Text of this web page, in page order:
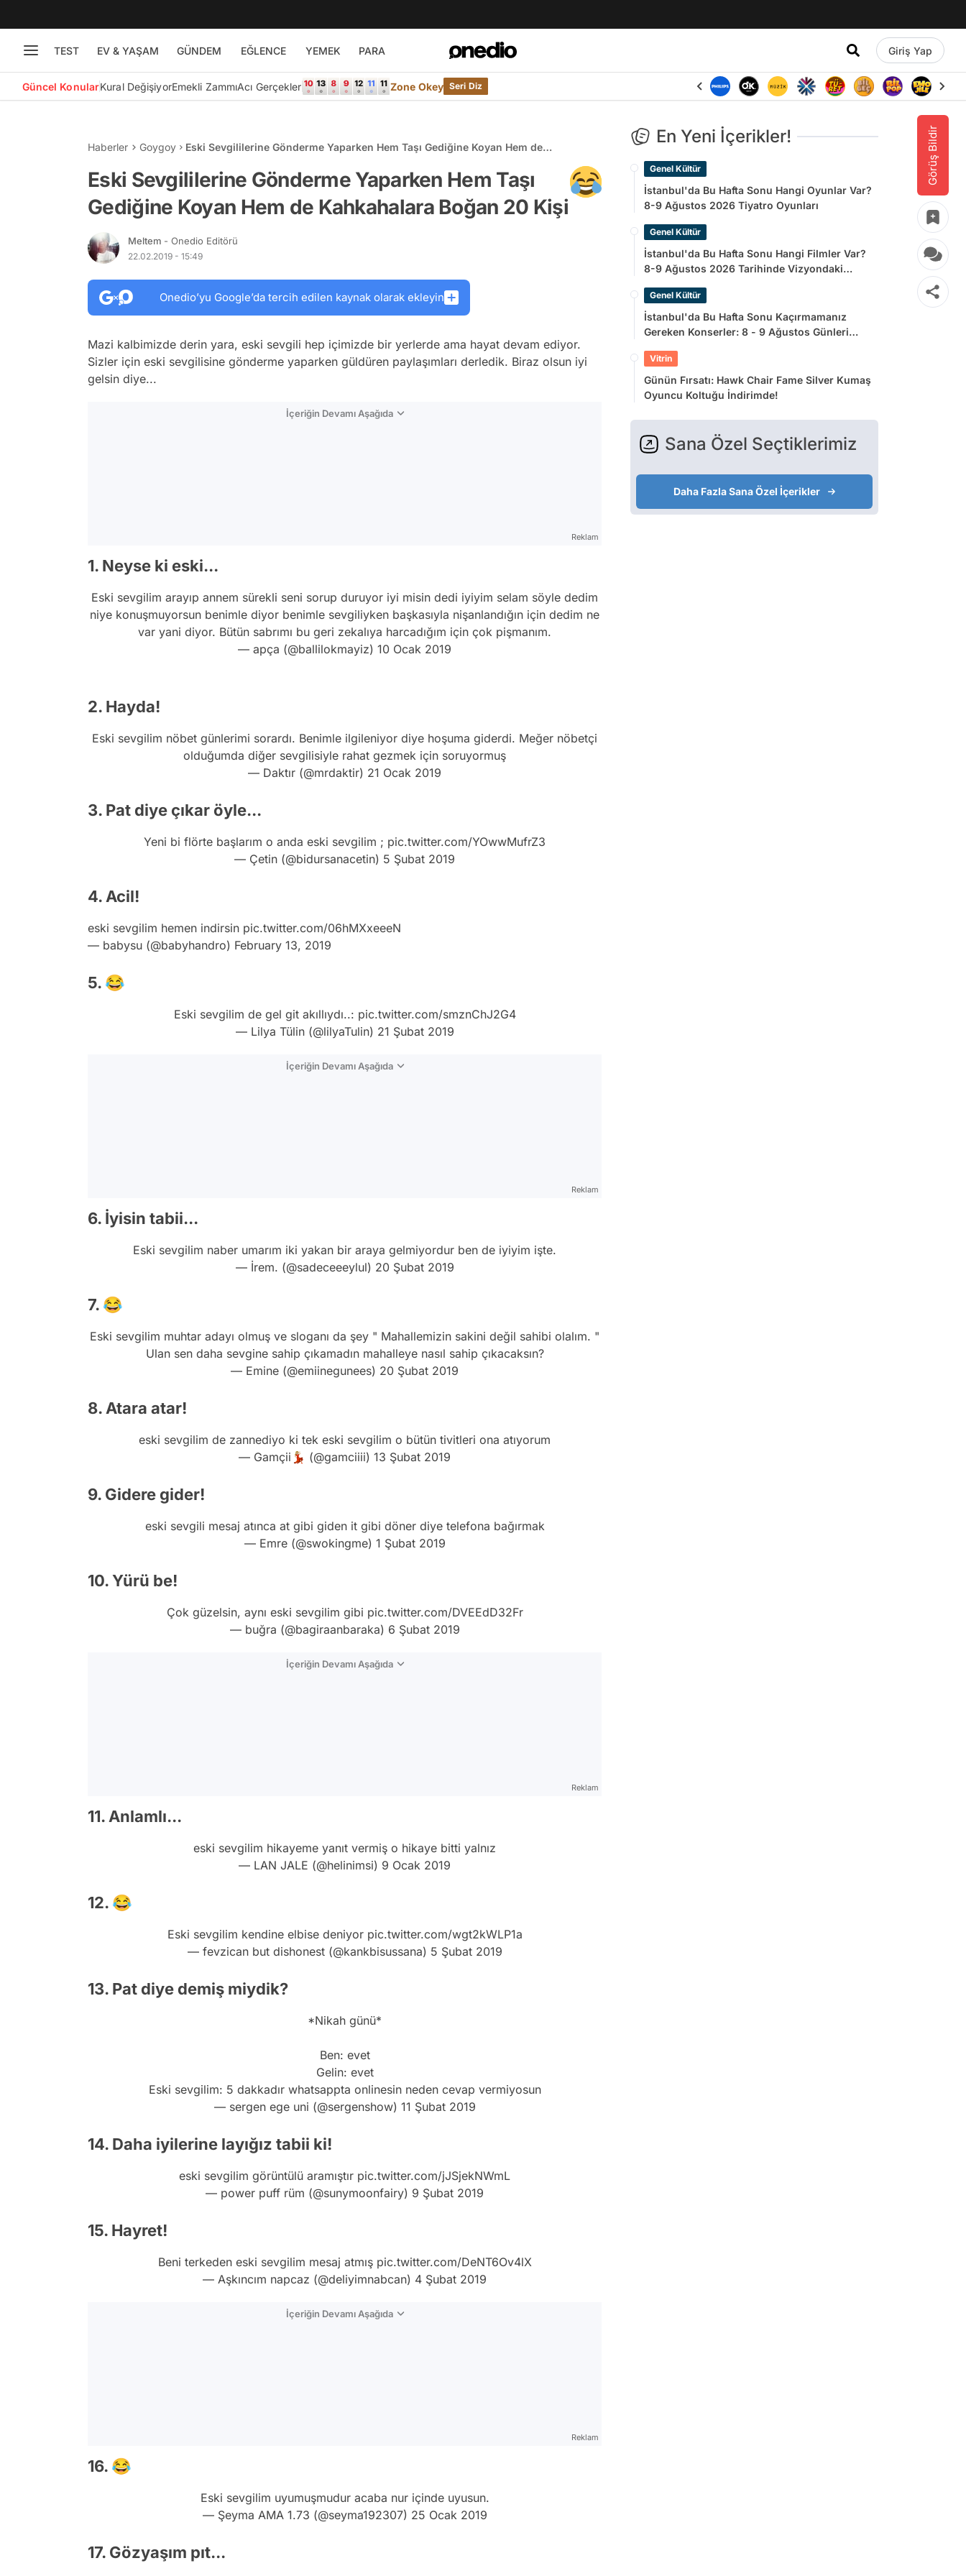
TEST EV & YAŞAM GÜNDEM EĞLENCE YEMEK PARA Giriş Yap
Güncel KonularKural DeğişiyorEmekli ZammıAcı Gerçekler Zone Okey Seri Diz
Görüş Bildir
Haberler Goygoy
Eski Sevgililerine Gönderme Yaparken Hem Taşı Gediğine Koyan Hem de
Eski Sevgililerine Gönderme Yaparken Hem Taşı
Gediğine Koyan Hem de Kahkahalara Boğan 20 Kişi
Meltem - Onedio Editörü
22.02.2019 - 15:49
Onedio’yu Google’da tercih edilen kaynak olarak ekleyin
Mazi kalbimizde derin yara, eski sevgili hep içimizde bir yerlerde ama hayat devam ediyor.
Sizler için eski sevgilisine gönderme yaparken güldüren paylaşımları derledik. Biraz olsun iyi
gelsin diye...
İçeriğin Devamı Aşağıda
Reklam
1. Neyse ki eski...
Eski sevgilim arayıp annem sürekli seni sorup duruyor iyi misin dedi iyiyim selam söyle dedim
niye konuşmuyorsun benimle diyor benimle sevgiliyken başkasıyla nişanlandığın için dedim ne
var yani diyor. Bütün sabrımı bu geri zekalıya harcadığım için çok pişmanım.
— apça (@ballilokmayiz) 10 Ocak 2019
2. Hayda!
Eski sevgilim nöbet günlerimi sorardı. Benimle ilgileniyor diye hoşuma giderdi. Meğer nöbetçi
olduğumda diğer sevgilisiyle rahat gezmek için soruyormuş
— Daktır (@mrdaktir) 21 Ocak 2019
3. Pat diye çıkar öyle...
Yeni bi flörte başlarım o anda eski sevgilim ; pic.twitter.com/YOwwMufrZ3
— Çetin (@bidursanacetin) 5 Şubat 2019
4. Acil!
eski sevgilim hemen indirsin pic.twitter.com/06hMXxeeeN
— babysu (@babyhandro) February 13, 2019
5. 😂
Eski sevgilim de gel git akıllıydı..: pic.twitter.com/smznChJ2G4
— Lilya Tülin (@lilyaTulin) 21 Şubat 2019
İçeriğin Devamı Aşağıda
Reklam
6. İyisin tabii...
Eski sevgilim naber umarım iki yakan bir araya gelmiyordur ben de iyiyim işte.
— İrem. (@sadeceeeylul) 20 Şubat 2019
7. 😂
Eski sevgilim muhtar adayı olmuş ve sloganı da şey " Mahallemizin sakini değil sahibi olalım. "
Ulan sen daha sevgine sahip çıkamadın mahalleye nasıl sahip çıkacaksın?
— Emine (@emiinegunees) 20 Şubat 2019
8. Atara atar!
eski sevgilim de zannediyo ki tek eski sevgilim o bütün tivitleri ona atıyorum
— Gamçii💃🏼 (@gamciiii) 13 Şubat 2019
9. Gidere gider!
eski sevgili mesaj atınca at gibi giden it gibi döner diye telefona bağırmak
— Emre (@swokingme) 1 Şubat 2019
10. Yürü be!
Çok güzelsin, aynı eski sevgilim gibi pic.twitter.com/DVEEdD32Fr
— buğra (@bagiraanbaraka) 6 Şubat 2019
İçeriğin Devamı Aşağıda
Reklam
11. Anlamlı...
eski sevgilim hikayeme yanıt vermiş o hikaye bitti yalnız
— LAN JALE (@helinimsi) 9 Ocak 2019
12. 😂
Eski sevgilim kendine elbise deniyor pic.twitter.com/wgt2kWLP1a
— fevzican but dishonest (@kankbisussana) 5 Şubat 2019
13. Pat diye demiş miydik?
*Nikah günü*
Ben: evet
Gelin: evet
Eski sevgilim: 5 dakkadır whatsappta onlinesin neden cevap vermiyosun
— sergen ege uni (@sergenshow) 11 Şubat 2019
14. Daha iyilerine layığız tabii ki!
eski sevgilim görüntülü aramıştır pic.twitter.com/jJSjekNWmL
— power puff rüm (@sunymoonfairy) 9 Şubat 2019
15. Hayret!
Beni terkeden eski sevgilim mesaj atmış pic.twitter.com/DeNT6Ov4lX
— Aşkıncım napcaz (@deliyimnabcan) 4 Şubat 2019
İçeriğin Devamı Aşağıda
Reklam
16. 😂
Eski sevgilim uyumuşmudur acaba nur içinde uyusun.
— Şeyma AMA 1.73 (@seyma192307) 25 Ocak 2019
17. Gözyaşım pıt...
En Yeni İçerikler!
Genel Kültür
İstanbul'da Bu Hafta Sonu Hangi Oyunlar Var?
8-9 Ağustos 2026 Tiyatro Oyunları
Genel Kültür
İstanbul'da Bu Hafta Sonu Hangi Filmler Var?
8-9 Ağustos 2026 Tarihinde Vizyondaki
Genel Kültür
İstanbul'da Bu Hafta Sonu Kaçırmamanız
Gereken Konserler: 8 - 9 Ağustos Günleri
Vitrin
Günün Fırsatı: Hawk Chair Fame Silver Kumaş
Oyuncu Koltuğu İndirimde!
Sana Özel Seçtiklerimiz
Daha Fazla Sana Özel İçerikler